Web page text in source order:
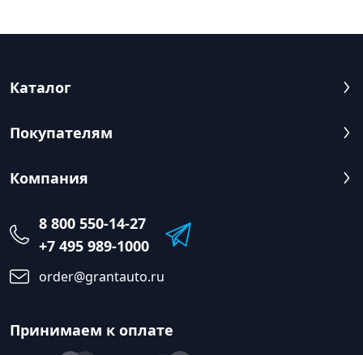
Каталог
Покупателям
Компания
8 800 550-14-27
+7 495 989-1000
order@grantauto.ru
Принимаем к оплате